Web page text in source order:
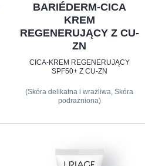
BARIÉDERM-CICA
KREM
REGENERUJĄCY Z CU-
ZN
CICA-KREM REGENERUJĄCY
SPF50+ Z CU-ZN
(Skóra delikatna i wrażliwa, Skóra
podrażniona)